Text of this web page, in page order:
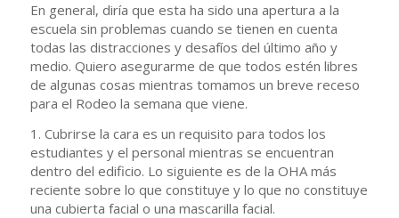
En general, diría que esta ha sido una apertura a la
escuela sin problemas cuando se tienen en cuenta
todas las distracciones y desafíos del último año y
medio. Quiero asegurarme de que todos estén libres
de algunas cosas mientras tomamos un breve receso
para el Rodeo la semana que viene.
1. Cubrirse la cara es un requisito para todos los
estudiantes y el personal mientras se encuentran
dentro del edificio. Lo siguiente es de la OHA más
reciente sobre lo que constituye y lo que no constituye
una cubierta facial o una mascarilla facial.